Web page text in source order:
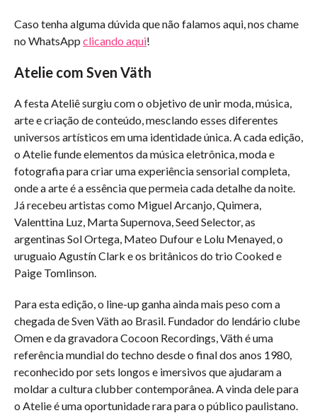
Caso tenha alguma dúvida que não falamos aqui, nos chame
no WhatsApp clicando aqui!
Atelie com Sven Väth
A festa Ateliê surgiu com o objetivo de unir moda, música,
arte e criação de conteúdo, mesclando esses diferentes
universos artísticos em uma identidade única. A cada edição,
o Atelie funde elementos da música eletrônica, moda e
fotografia para criar uma experiência sensorial completa,
onde a arte é a essência que permeia cada detalhe da noite.
Já recebeu artistas como Miguel Arcanjo, Quimera,
Valenttina Luz, Marta Supernova, Seed Selector, as
argentinas Sol Ortega, Mateo Dufour e Lolu Menayed, o
uruguaio Agustín Clark e os britânicos do trio Cooked e
Paige Tomlinson.
Para esta edição, o line-up ganha ainda mais peso com a
chegada de Sven Väth ao Brasil. Fundador do lendário clube
Omen e da gravadora Cocoon Recordings, Väth é uma
referência mundial do techno desde o final dos anos 1980,
reconhecido por sets longos e imersivos que ajudaram a
moldar a cultura clubber contemporânea. A vinda dele para
o Atelie é uma oportunidade rara para o público paulistano.